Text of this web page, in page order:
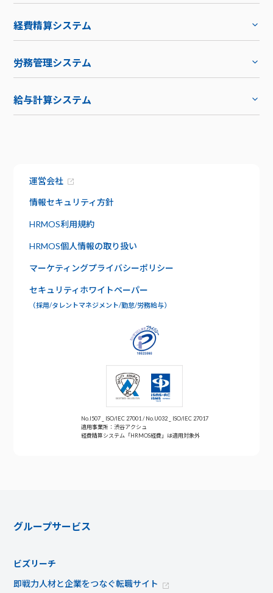
社内版ビズリーチ
料金
キャリア採用
導入事例
お役立ち資料
給与明細
日報管理
経費精算システム
労務管理システム
年末調整
特長
セキュリティ
サポート
よくあるご質問
給与計算システム
運営会社
情報セキュリティ方針
HRMOS利用規約
HRMOS個人情報の取り扱い
マーケティングプライバシーポリシー
セキュリティホワイトペーパー
（採用/タレントマネジメント/勤怠/労務給与）
No.I507 _ ISO/IEC 27001 / No.U032 _ ISO/IEC 27017
適用事業所：渋谷アクシュ
経費精算システム「HRMOS経費」は適用対象外
グループサービス
ビズリーチ
即戦力人材と企業をつなぐ転職サイト